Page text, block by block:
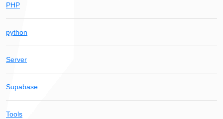
PHP
python
Server
Supabase
Tools